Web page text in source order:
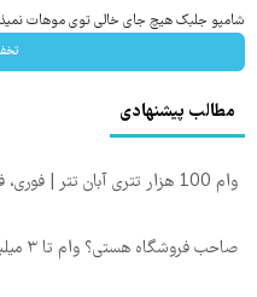
شامپو جلبک هیچ جای خالی توی موهات نمیذاره
مطالب پیشنهادی
وام 100 هزار تتری آبان تتر | فوری، فقط با احراز هویت
صاحب فروشگاه هستی؟ وام تا ۳ میلیارد تومان بگیر